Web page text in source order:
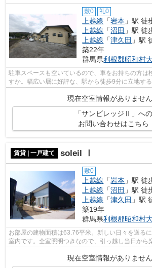
敷0 礼0
上越線 「岩本 」駅 徒
上越線 「沼田 」駅 徒
上越線 「津久田 」駅
築22年
群馬県利根郡昭和村
駐車スペースも空いているので、車をお持ちの方は
すか。幅広い層に好評な、駅から徒歩9分に立地す
現在空室情報がありません
「サンビレッジⅡ」への
お問い合わせはこちら
賃貸 | 一戸建て soleil Ⅰ
敷0
上越線 「岩本 」駅 徒
上越線 「沼田 」駅 徒
上越線 「津久田 」駅
築19年
群馬県利根郡昭和村
お部屋の建物面積は63.76平米。新しい日々を送る
室内です。全室照明つきなので、引っ越し当日から
す。手軽に掃除ができるフローリングの...
現在空室情報がありません